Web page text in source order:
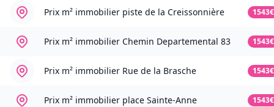
Prix m² immobilier piste de la Creissonnière 1543€
Prix m² immobilier Chemin Departemental 83 1543€
Prix m² immobilier Rue de la Brasche 1543€
Prix m² immobilier place Sainte-Anne 1543€